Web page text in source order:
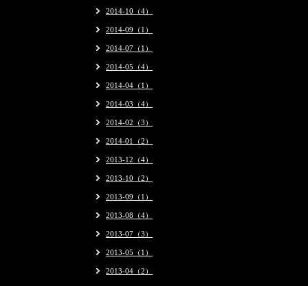
2014-10（4）
2014-09（1）
2014-07（1）
2014-05（4）
2014-04（1）
2014-03（4）
2014-02（3）
2014-01（2）
2013-12（4）
2013-10（2）
2013-09（1）
2013-08（4）
2013-07（3）
2013-05（1）
2013-04（2）